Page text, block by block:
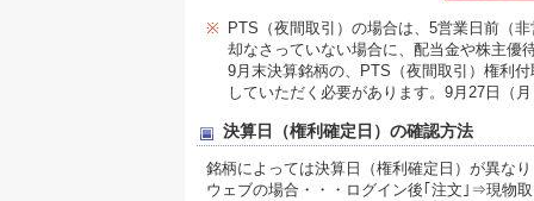
※ PTS（夜間取引）の場合は、5営業日前（
却なさっていない場合に、配当金や株主優
9月末決算銘柄の、PTS（夜間取引）権利
していただく必要があります。9月27日（
決算日（権利確定日）の確認方法
銘柄によっては決算日（権利確定日）が異な
ウェブの場合・・・ログイン後｢注文｣⇒現物